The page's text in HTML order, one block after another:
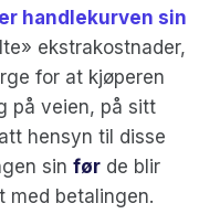
handlekurven sin
ekstrakostnader,
for at kjøperen
på veien, på sitt
hensyn til disse
sin før de blir
med betalingen.